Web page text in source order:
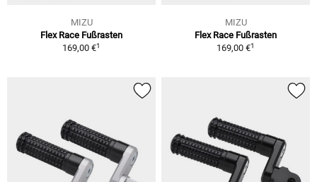
MIZU
Flex Race Fußrasten
169,00 €1
MIZU
Flex Race Fußrasten
169,00 €1